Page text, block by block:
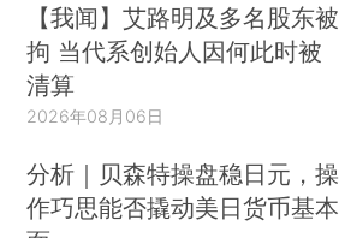
【我闻】艾路明及多名股东被
拘 当代系创始人因何此时被
清算
2026年08月06日
分析｜贝森特操盘稳日元，操
作巧思能否撬动美日货币基本